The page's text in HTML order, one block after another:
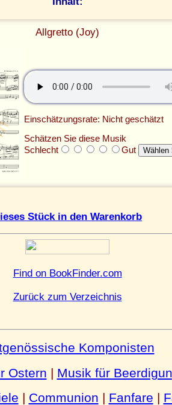
Allgretto (Joy)
Einschätzungsrate: Nicht geschätzt
Schätzen Sie diese Musik
Schlecht
Gut
Stück in den Warenkorb
Find on BookFinder.com
Zurück zum Verzeichnis
Komponisten
Ostern | Musik für
| Communion | Fanfare |